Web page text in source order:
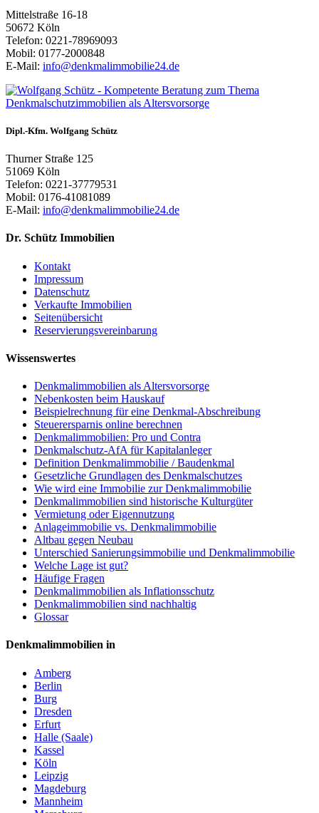
Mittelstraße 16-18
50672 Köln
Telefon: 0221-78969093
Mobil: 0177-2000848
E-Mail: info@denkmalimmobilie24.de
Dipl.-Kfm. Wolfgang Schütz
Thurner Straße 125
51069 Köln
Telefon: 0221-37779531
Mobil: 0176-41081089
E-Mail: info@denkmalimmobilie24.de
Dr. Schütz Immobilien
Kontakt
Impressum
Datenschutz
Verkaufte Immobilien
Seitenübersicht
Reservierungsvereinbarung
Wissenswertes
Denkmalimmobilien als Altersvorsorge
Nebenkosten beim Hauskauf
Beispielrechnung für eine Denkmal-Abschreibung
Steuerersparnis online berechnen
Denkmalimmobilien: Pro und Contra
Denkmalschutz-AfA für Kapitalanleger
Definition Denkmalimmobilie / Baudenkmal
Gesetzliche Grundlagen des Denkmalschutzes
Wie wird eine Immobilie zur Denkmalimmobilie
Denkmalimmobilien sind historische Kulturgüter
Vermietung oder Eigennutzung
Anlageimmobilie vs. Denkmalimmobilie
Altbau gegen Neubau
Unterschied Sanierungsimmobilie und Denkmalimmobilie
Welche Lage ist gut?
Häufige Fragen
Denkmalimmobilien als Inflationsschutz
Denkmalimmobilien sind nachhaltig
Glossar
Denkmalimmobilien in
Amberg
Berlin
Burg
Dresden
Erfurt
Halle (Saale)
Kassel
Köln
Leipzig
Magdeburg
Mannheim